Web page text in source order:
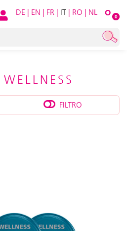
O 0
DE | EN | FR | IT | RO | NL
FILTRO